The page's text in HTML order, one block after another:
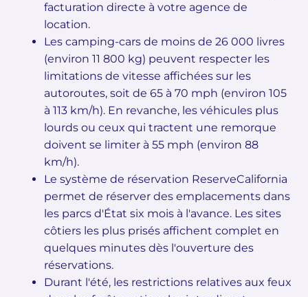
facturation directe à votre agence de
location.
Les camping-cars de moins de 26 000 livres
(environ 11 800 kg) peuvent respecter les
limitations de vitesse affichées sur les
autoroutes, soit de 65 à 70 mph (environ 105
à 113 km/h). En revanche, les véhicules plus
lourds ou ceux qui tractent une remorque
doivent se limiter à 55 mph (environ 88
km/h).
Le système de réservation ReserveCalifornia
permet de réserver des emplacements dans
les parcs d'État six mois à l'avance. Les sites
côtiers les plus prisés affichent complet en
quelques minutes dès l'ouverture des
réservations.
Durant l'été, les restrictions relatives aux feux